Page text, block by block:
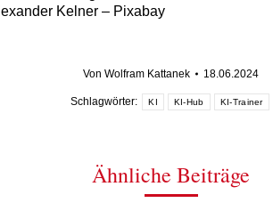
Kelner – Pixabay
Von Wolfram Kattanek 18.06.2024
Schlagwörter: KI KI-Hub KI-Trainer
Ähnliche Beiträge